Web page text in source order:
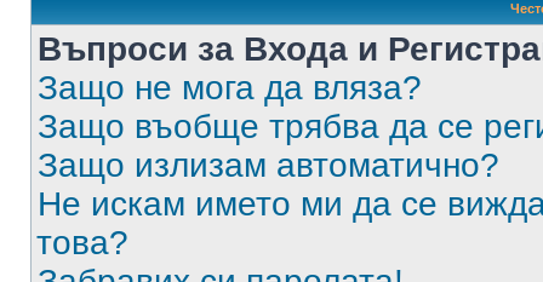
Въпроси за Входа и
Защо не мога да вляза?
Защо въобще трябва да се
Защо излизам автоматично?
Не искам името ми да се
това?